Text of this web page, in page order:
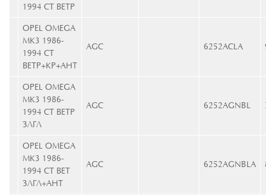
1994 СТ ВЕТР
OPEL OMEGA
MK3 1986-
1994 СТ
ВЕТР+КР+АНТ
AGC 6252ACLA
OPEL OMEGA
MK3 1986-
1994 СТ ВЕТР
ЗЛГЛ
AGC 6252AGNBL
OPEL OMEGA
MK3 1986-
1994 СТ ВЕТ
ЗЛГЛ+АНТ
AGC 6252AGNBLA